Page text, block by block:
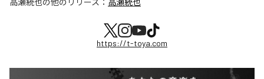
https://t-toya.com